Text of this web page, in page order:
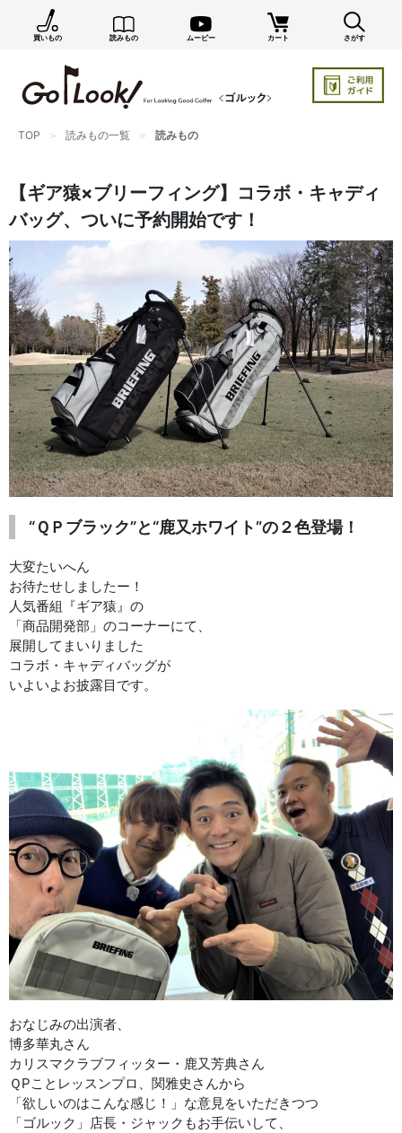
買いもの 読みもの ムービー カート さがす
TOP 読みもの一覧 読みもの
【ギア猿×ブリーフィング】コラボ・キャディ
バッグ、ついに予約開始です！
“ＱＰブラック”と“鹿又ホワイト”の２色登場！
大変たいへん
お待たせしましたー！
人気番組『ギア猿』の
「商品開発部」のコーナーにて、
展開してまいりました
コラボ・キャディバッグが
いよいよお披露目です。
おなじみの出演者、
博多華丸さん
カリスマクラブフィッター・鹿又芳典さん
ＱPことレッスンプロ、関雅史さんから
「欲しいのはこんな感じ！」な意見をいただきつつ
「ゴルック」店長・ジャックもお手伝いして、
×
GO/LOOK! からのお知らせ（受信設定）
新商品情報や編集部のオススメ、オトクな情報・買い
まだご登録でない方はぜひ！
編集部セレクトのスタイル提案・お得情報（ダイレクトメール）
カートに残っている商品のお知らせ（買い忘れ通知）
お知らせを受け取る
いつでもメール内のリンクから配信停止できます